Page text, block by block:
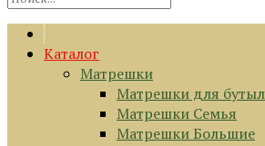
Каталог
Матрешки
Матрешки для
Матрешки Семья
Матрешки Большие